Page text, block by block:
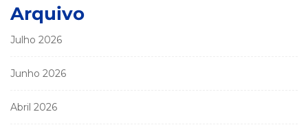
Arquivo
Julho 2026
Junho 2026
Abril 2026